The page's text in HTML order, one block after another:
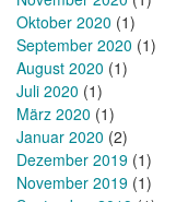
Oktober 2020 (1)
September 2020 (1)
August 2020 (1)
Juli 2020 (1)
März 2020 (1)
Januar 2020 (2)
Dezember 2019 (1)
November 2019 (1)